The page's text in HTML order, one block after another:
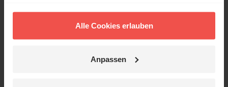
Alle Cookies erlauben
Anpassen